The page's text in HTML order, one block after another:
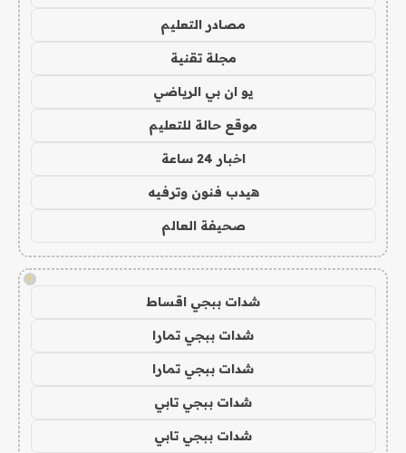
مصادر التعليم
مجلة تقنية
يو ان بي الرياضي
موقع حالة للتعليم
اخبار 24 ساعة
هيدب فنون وترفيه
صحيفة العالم
!
شدات ببجي اقساط
شدات ببجي تمارا
شدات ببجي تمارا
شدات ببجي تابي
شدات ببجي تابي